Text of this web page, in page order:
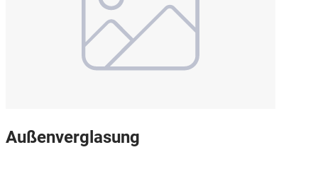
Außenverglasung